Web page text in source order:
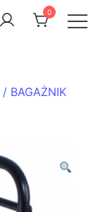
0
/ BAGAŻNIK